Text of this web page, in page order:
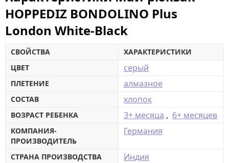
HOPPEDIZ BONDOLINO Plus
London White-Black
СВОЙСТВА
ХАРАКТЕРИСТИКИ
ЦВЕТ
серый
ПЛЕТЕНИЕ алмазное
СОСТАВ хлопок
ВОЗРАСТ РЕБЕНКА 3+ месяца , 6+ месяцев
КОМПАНИЯ-
ПРОИЗВОДИТЕЛЬ
Германия
СТРАНА ПРОИЗВОДСТВА Индия